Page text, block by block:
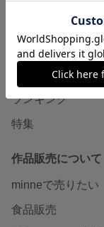
minneで買いたい
作品をさがす
ショップをさがす
ランキング
特集
作品販売について
minneで売りたい
食品販売